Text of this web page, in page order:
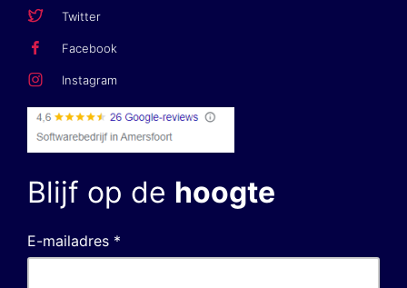
Twitter
Facebook
Instagram
Blijf op de hoogte
E-mailadres *